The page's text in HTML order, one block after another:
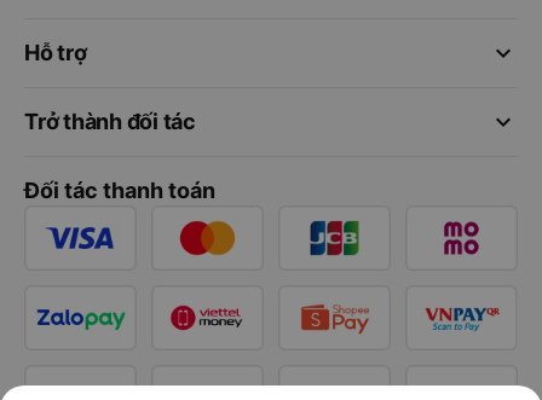
keyboard_arrow_down
Hỗ trợ
keyboard_arrow_down
Trở thành đối tác
Đối tác thanh toán